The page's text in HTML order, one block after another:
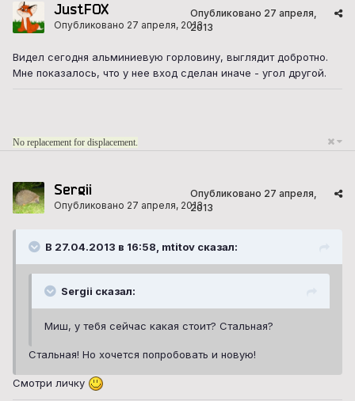
JustFOX
Опубликовано 27 апреля, 2013
Опубликовано 27 апреля,
2013
Видел сегодня альминиевую горловину, выглядит добротно.
Мне показалось, что у нее вход сделан иначе - угол другой.
No replacement for displacement.
Sergii
Опубликовано 27 апреля, 2013
Опубликовано 27 апреля,
2013
В 27.04.2013 в 16:58, mtitov сказал:
Sergii сказал:
Миш, у тебя сейчас какая стоит? Стальная?
Стальная! Но хочется попробовать и новую!
Смотри личку